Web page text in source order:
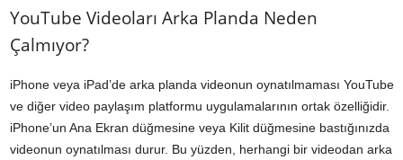
YouTube Videoları Arka Planda Neden
Çalmıyor?
iPhone veya iPad’de arka planda videonun oynatılmaması YouTube
ve diğer video paylaşım platformu uygulamalarının ortak özelliğidir.
iPhone’un Ana Ekran düğmesine veya Kilit düğmesine bastığınızda
videonun oynatılması durur. Bu yüzden, herhangi bir videodan arka